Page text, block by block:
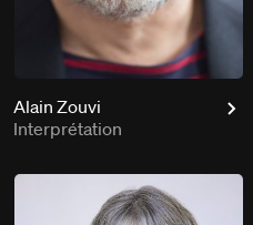
Alain Zouvi
Interprétation